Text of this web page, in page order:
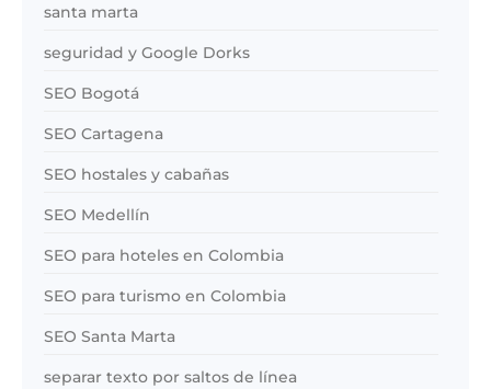
santa marta
seguridad y Google Dorks
SEO Bogotá
SEO Cartagena
SEO hostales y cabañas
SEO Medellín
SEO para hoteles en Colombia
SEO para turismo en Colombia
SEO Santa Marta
separar texto por saltos de línea